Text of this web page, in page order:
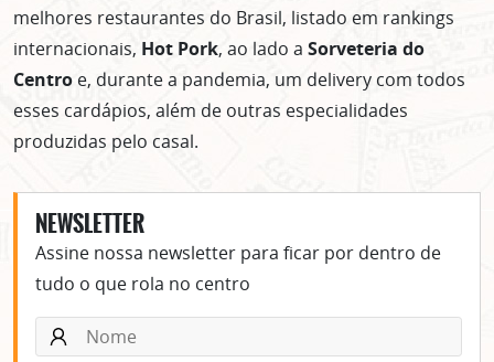
melhores restaurantes do Brasil, listado em rankings
internacionais, Hot Pork, ao lado a Sorveteria do
Centro e, durante a pandemia, um delivery com todos
esses cardápios, além de outras especialidades
produzidas pelo casal.
NEWSLETTER
Assine nossa newsletter para ficar por dentro de
tudo o que rola no centro